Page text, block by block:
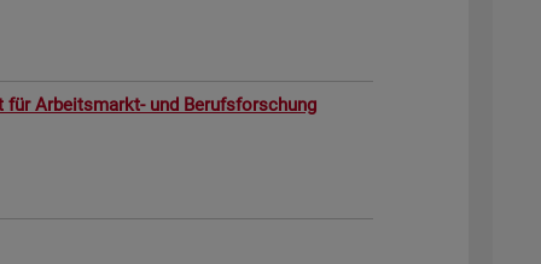
Ar­beits­markt- und Be­rufs­for­schung